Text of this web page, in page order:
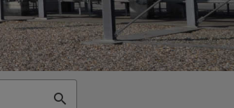
search